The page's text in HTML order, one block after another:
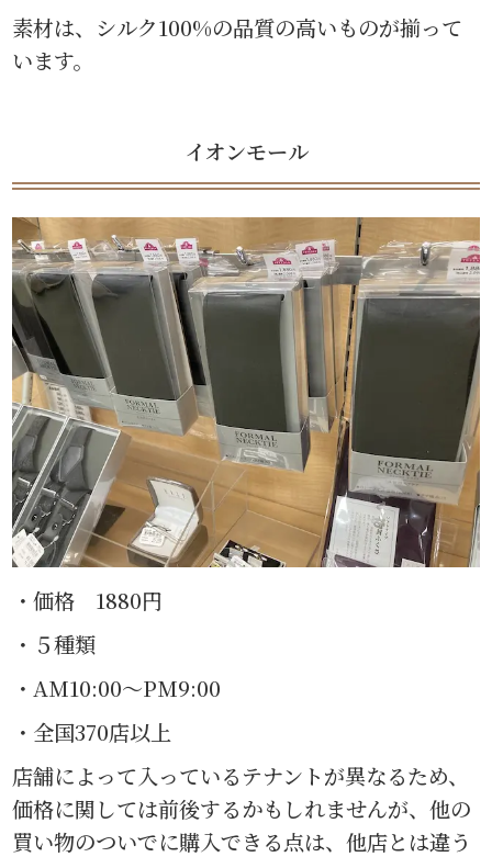
素材は、シルク100%の品質の高いものが揃って
います。
イオンモール
・価格 1880円
・５種類
・AM10:00〜PM9:00
・全国370店以上
店舗によって入っているテナントが異なるため、
価格に関しては前後するかもしれませんが、他の
買い物のついでに購入できる点は、他店とは違う